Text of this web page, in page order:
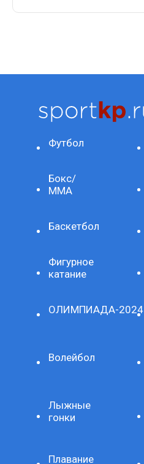
Футбол
Бокс/
ММА
Баскетбол
Фигурное
катание
ОЛИМПИАДА-2024
Волейбол
Лыжные
гонки
Плавание